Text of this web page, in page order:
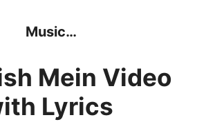
Music…
Mein Video
Lyrics